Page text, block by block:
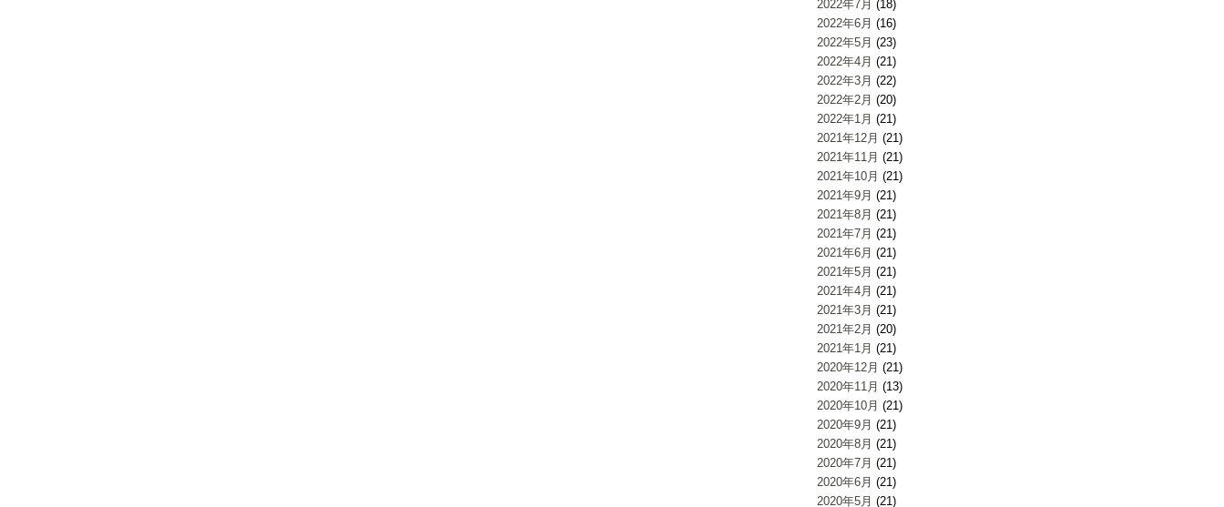
2022年7月 (18)
2022年6月 (16)
2022年5月 (23)
2022年4月 (21)
2022年3月 (22)
2022年2月 (20)
2022年1月 (21)
2021年12月 (21)
2021年11月 (21)
2021年10月 (21)
2021年9月 (21)
2021年8月 (21)
2021年7月 (21)
2021年6月 (21)
2021年5月 (21)
2021年4月 (21)
2021年3月 (21)
2021年2月 (20)
2021年1月 (21)
2020年12月 (21)
2020年11月 (13)
2020年10月 (21)
2020年9月 (21)
2020年8月 (21)
2020年7月 (21)
2020年6月 (21)
2020年5月 (21)